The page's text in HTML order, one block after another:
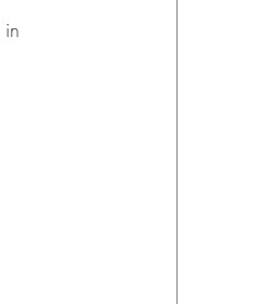
in